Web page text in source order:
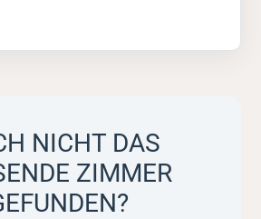
NICHT DAS
ZIMMER